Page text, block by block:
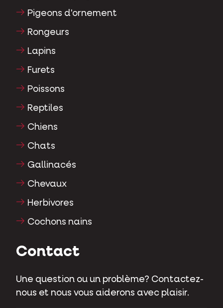
Pigeons d'ornement
Rongeurs
Lapins
Furets
Poissons
Reptiles
Chiens
Chats
Gallinacés
Chevaux
Herbivores
Cochons nains
Contact
Une question ou un problème? Contactez-
nous et nous vous aiderons avec plaisir.